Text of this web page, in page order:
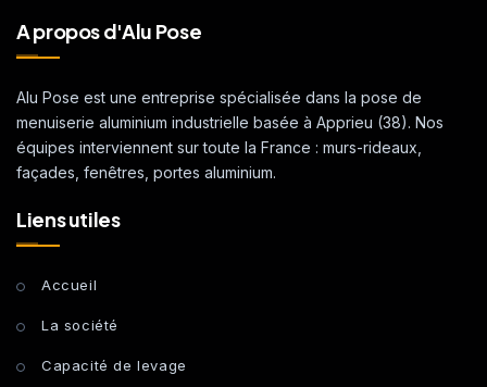
A propos d'Alu Pose
Alu Pose est une entreprise spécialisée dans la pose de
menuiserie aluminium industrielle basée à Apprieu (38). Nos
équipes interviennent sur toute la France : murs-rideaux,
façades, fenêtres, portes aluminium.
Liens utiles
Accueil
La société
Capacité de levage